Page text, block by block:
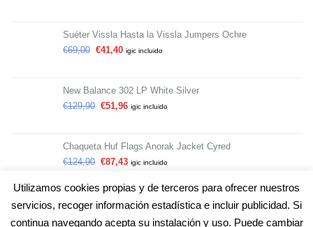
Suéter Vissla Hasta la Vissla Jumpers Ochre
€69,00 €41,40 igic incluido
New Balance 302 LP White Silver
€129,90 €51,96 igic incluido
Chaqueta Huf Flags Anorak Jacket Cyred
€124,90 €87,43 igic incluido
Utilizamos cookies propias y de terceros para ofrecer nuestros
servicios, recoger información estadística e incluir publicidad. Si
continua navegando acepta su instalación y uso. Puede cambiar